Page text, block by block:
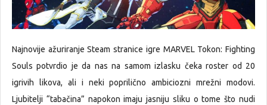
Najnovije ažuriranje Steam stranice igre MARVEL Tokon: Fighting
Souls potvrdio je da nas na samom izlasku čeka roster od 20
igrivih likova, ali i neki poprilično ambiciozni mrežni modovi.
Ljubitelji “tabačina” napokon imaju jasniju sliku o tome što nudi